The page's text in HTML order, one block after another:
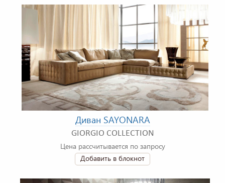
Диван SAYONARA
GIORGIO COLLECTION
Цена рассчитывается по запросу
Добавить в блокнот